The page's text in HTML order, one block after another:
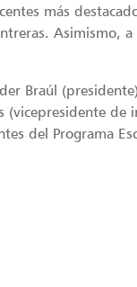
más
Asimismo, a
Braúl
(vicepresidente de
del Programa